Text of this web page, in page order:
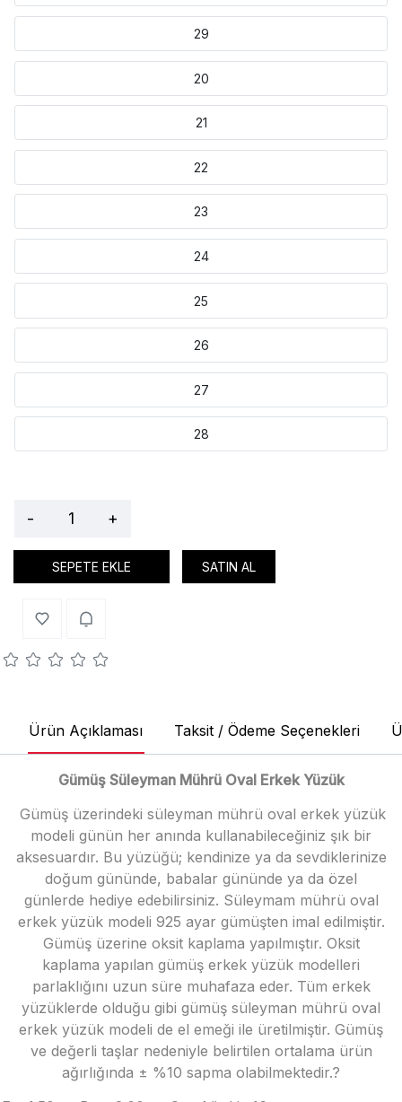
29
20
21
22
23
24
25
26
27
28
- +
SEPETE EKLE SATIN AL
Ürün Açıklaması Taksit / Ödeme Seçenekleri
Gümüş Süleyman Mührü Oval Erkek Yüzük
Gümüş üzerindeki süleyman mührü oval erkek yüzük
modeli günün her anında kullanabileceğiniz şık bir
aksesuardır. Bu yüzüğü; kendinize ya da sevdiklerinize
doğum gününde, babalar gününde ya da özel
günlerde hediye edebilirsiniz. Süleymam mührü oval
erkek yüzük modeli 925 ayar gümüşten imal edilmiştir.
Gümüş üzerine oksit kaplama yapılmıştır. Oksit
kaplama yapılan gümüş erkek yüzük modelleri
parlaklığını uzun süre muhafaza eder. Tüm erkek
yüzüklerde olduğu gibi gümüş süleyman mührü oval
erkek yüzük modeli de el emeği ile üretilmiştir. Gümüş
ve değerli taşlar nedeniyle belirtilen ortalama ürün
ağırlığında ± %10 sapma olabilmektedir.?